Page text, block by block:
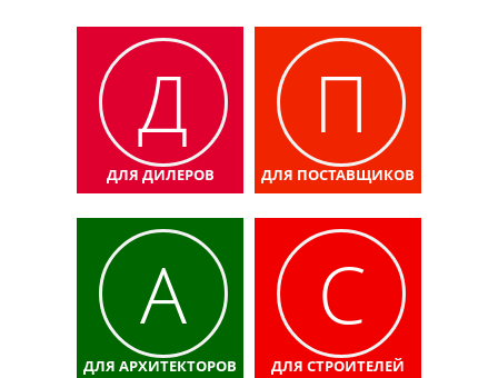
ДЛЯ ДИЛЕРОВ
Д
ДЛЯ ПОСТАВЩИКОВ
П
ДЛЯ АРХИТЕКТОРОВ
А
ДЛЯ СТРОИТЕЛЕЙ
С